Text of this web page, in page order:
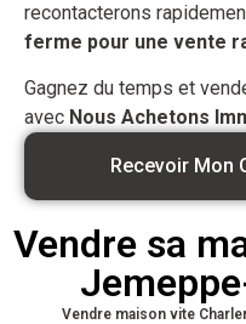
recontacterons
ferme pour une vente
Gagnez du temps et
avec Nous Achetons
Recevoir Mon
Vendre sa
Vendre maison vite